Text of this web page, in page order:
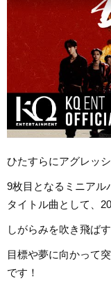
ひたすらにアグレッ
9枚目となるミニアル
タイトル曲として、
しがらみを吹き飛ば
目標や夢に向かって
です！